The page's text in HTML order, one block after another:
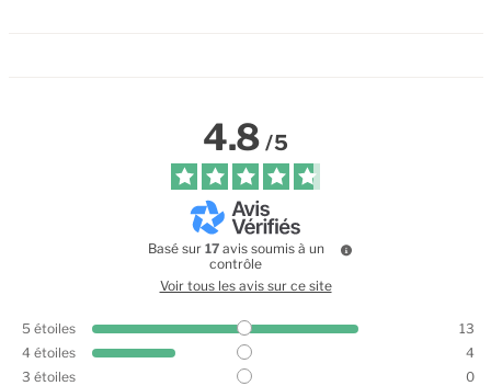
4.8/5
Basé sur 17 avis soumis à un
contrôle
Voir tous les avis sur ce site
5 étoiles
13
4 étoiles
4
3 étoiles
0